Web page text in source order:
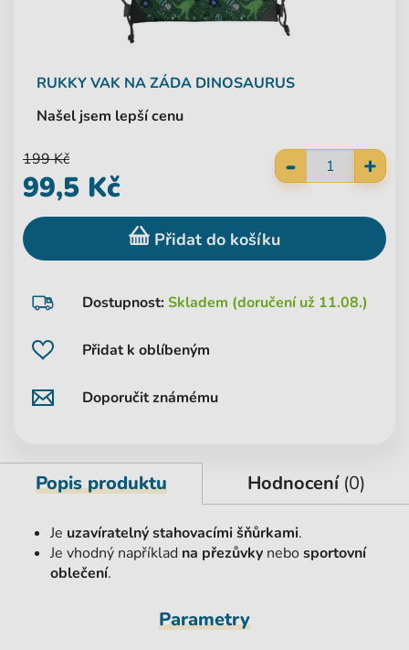
RUKKYVAK NA ZÁDA DINOSAURUS
Našel jsem lepší cenu
Přidat k oblíbeným
Doporučit známému
Dostupnost:Skladem (doručení už 11.08.)
- +
199 Kč
99,5 Kč
Přidat do košíku
Popis produktu Hodnocení (0)
Je uzavíratelný stahovacími šňůrkami.
Je vhodný například na přezůvky nebosportovní
oblečení.
Parametry